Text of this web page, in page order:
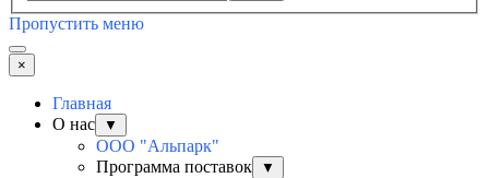
Пропустить меню
×
Главная
О нас
▼
ООО "Альпарк"
Программа поставок
▼